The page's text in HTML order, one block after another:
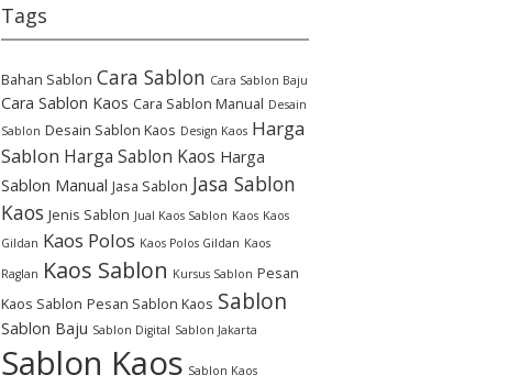
Tags
Bahan Sablon Cara Sablon Cara Sablon Baju
Cara Sablon Kaos Cara Sablon Manual Desain
Sablon Desain Sablon Kaos Design Kaos Harga
Sablon Harga Sablon Kaos Harga
Sablon Manual Jasa Sablon Jasa Sablon
Kaos Jenis Sablon Jual Kaos Sablon Kaos Kaos
Gildan Kaos Polos Kaos Polos Gildan Kaos
Raglan Kaos Sablon Kursus Sablon Pesan
Kaos Sablon Pesan Sablon Kaos Sablon
Sablon Baju Sablon Digital Sablon Jakarta
Sablon Kaos Sablon Kaos